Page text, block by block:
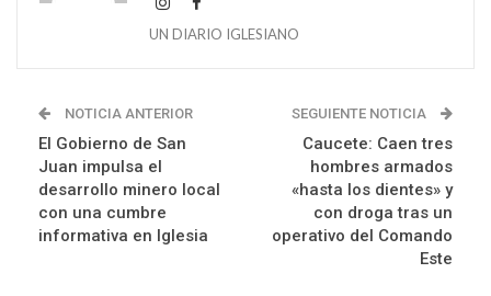
UN DIARIO IGLESIANO
NOTICIA ANTERIOR
El Gobierno de San
Juan impulsa el
desarrollo minero local
con una cumbre
informativa en Iglesia
SEGUIENTE NOTICIA
Caucete: Caen tres
hombres armados
«hasta los dientes» y
con droga tras un
operativo del Comando
Este